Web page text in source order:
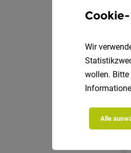
Wir
wollen.
Alle